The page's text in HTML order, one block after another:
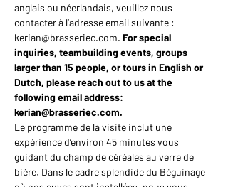
anglais ou néerlandais, veuillez nous
contacter à l’adresse email suivante :
kerian@brasseriec.com. For special
inquiries, teambuilding events, groups
larger than 15 people, or tours in English or
Dutch, please reach out to us at the
following email address:
kerian@brasseriec.com.
Le programme de la visite inclut une
expérience d’environ 45 minutes vous
guidant du champ de céréales au verre de
bière. Dans le cadre splendide du Béguinage